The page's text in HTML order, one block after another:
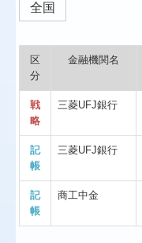
全国
区
分
金融機関名
戦
略
三菱UFJ銀行
記
帳
三菱UFJ銀行
記
帳
商工中金